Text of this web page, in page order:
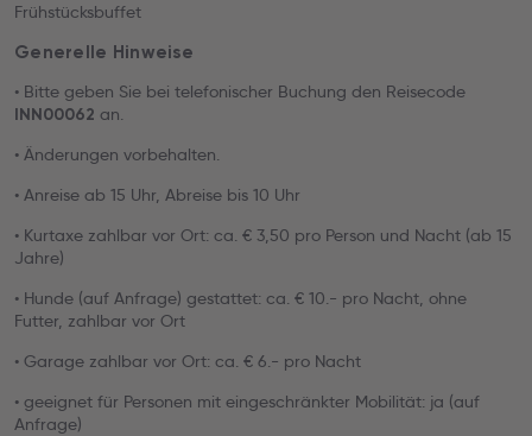
Frühstücksbuffet
Generelle Hinweise
• Bitte geben Sie bei telefonischer Buchung den Reisecode
INN00062 an.
• Änderungen vorbehalten.
• Anreise ab 15 Uhr, Abreise bis 10 Uhr
• Kurtaxe zahlbar vor Ort: ca. € 3,50 pro Person und Nacht (ab 15
Jahre)
• Hunde (auf Anfrage) gestattet: ca. € 10.- pro Nacht, ohne
Futter, zahlbar vor Ort
• Garage zahlbar vor Ort: ca. € 6.- pro Nacht
• geeignet für Personen mit eingeschränkter Mobilität: ja (auf
Anfrage)